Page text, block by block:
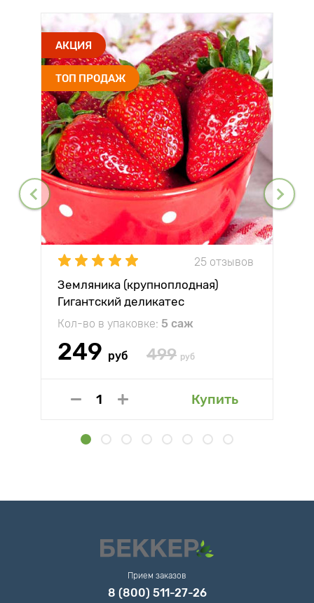
АКЦИЯ
ТОП ПРОДАЖ
25 отзывов
Земляника (крупноплодная)
Гигантский деликатес
Кол-во в упаковке: 5 саж
249 руб 499 руб
Купить
Прием заказов
8 (800) 511-27-26